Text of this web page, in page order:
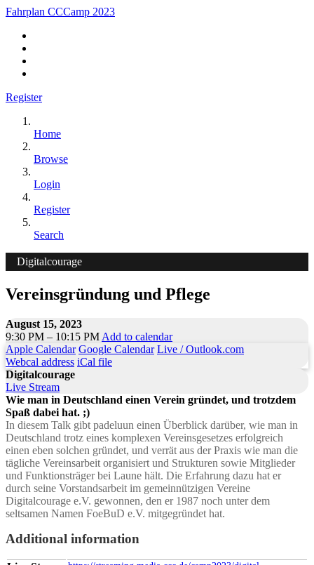
Fahrplan CCCamp 2023
Register
Home
Browse
Login
Register
Search
Digitalcourage
Vereinsgründung und Pflege
August 15, 2023
9:30 PM – 10:15 PM Add to calendar
Apple Calendar Google Calendar Live / Outlook.com
Webcal address iCal file
Digitalcourage
Live Stream
Wie man in Deutschland einen Verein gründet, und trotzdem
Spaß dabei hat. ;)
In diesem Talk gibt padeluun einen Überblick darüber, wie man in
Deutschland trotz eines komplexen Vereinsgesetzes erfolgreich
einen eben solchen gründet, und verrät aus der Praxis wie man die
tägliche Vereinsarbeit organisiert und Strukturen sowie Mitglieder
und Funktionsträger bei Laune hält. Die Erfahrung dazu hat er
durch seine Vorstandsarbeit im gemeinnützigen Vereine
Digitalcourage e.V. gewonnen, den er 1987 noch unter dem
seltsamen Namen FoeBuD e.V. mitgegründet hat.
Additional information